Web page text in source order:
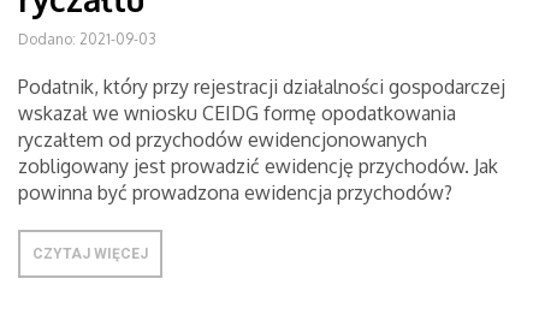
Dodano: 2021-09-03
Podatnik, który przy rejestracji działalności gospodarczej
wskazał we wniosku CEIDG formę opodatkowania
ryczałtem od przychodów ewidencjonowanych
zobligowany jest prowadzić ewidencję przychodów. Jak
powinna być prowadzona ewidencja przychodów?
CZYTAJ WIĘCEJ